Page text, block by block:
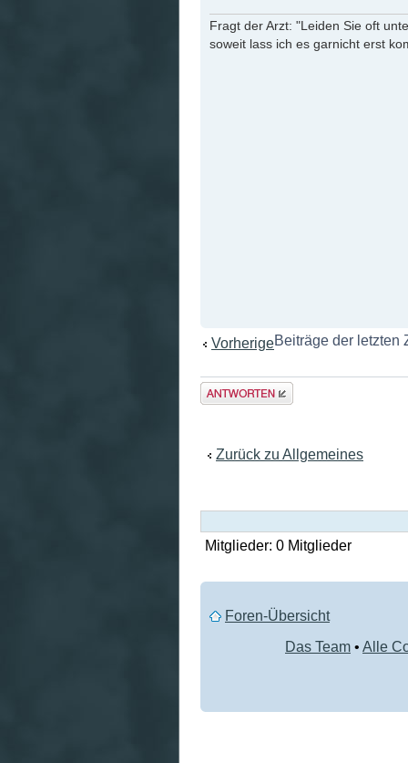
Fragt der Arzt: "Leiden Sie oft
soweit lass ich es garnicht erst
VorherigeBeiträge der letzten
Antwort
erstellen
Zurück zu Allgemeines
Mitglieder: 0 Mitglieder
Foren-Übersicht
Das Team • Alle